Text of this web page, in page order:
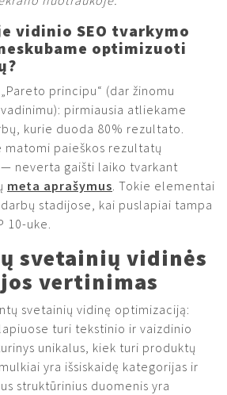
vidinio SEO tvarkymo
optimizuoti
principu“ (dar žinomu
pirmiausia atliekame
kurie duoda 80% rezultato.
matomi paieškos rezultatų
neverta gaišti laiko tvarkant
meta aprašymus. Tokie elementai
stadijose, kai puslapiai tampa
10-uke.
svetainių vidinės
vertinimas
svetainių vidinę optimizaciją:
turi tekstinio ir vaizdinio
unikalus, kiek turi produktų
yra išsiskaidę kategorijas ir
struktūrinius duomenis yra